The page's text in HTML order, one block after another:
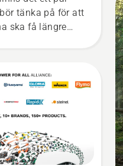
tänka på för att
ska få längre